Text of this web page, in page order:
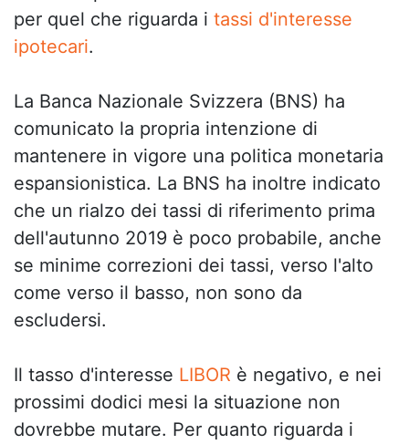
per quel che riguarda i tassi d'interesse
ipotecari.
La Banca Nazionale Svizzera (BNS) ha
comunicato la propria intenzione di
mantenere in vigore una politica monetaria
espansionistica. La BNS ha inoltre indicato
che un rialzo dei tassi di riferimento prima
dell'autunno 2019 è poco probabile, anche
se minime correzioni dei tassi, verso l'alto
come verso il basso, non sono da
escludersi.
Il tasso d'interesse LIBOR è negativo, e nei
prossimi dodici mesi la situazione non
dovrebbe mutare. Per quanto riguarda i